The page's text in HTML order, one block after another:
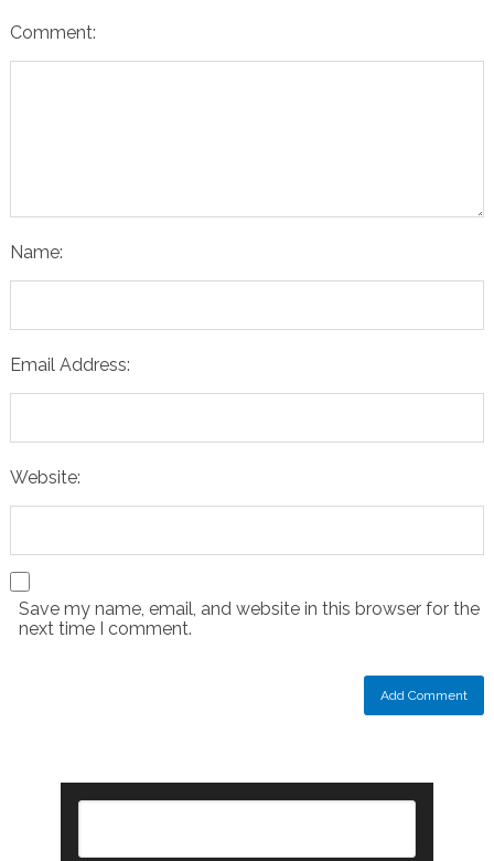
Comment:
Name:
Email Address:
Website:
Save my name, email, and website in this browser for the
next time I comment.